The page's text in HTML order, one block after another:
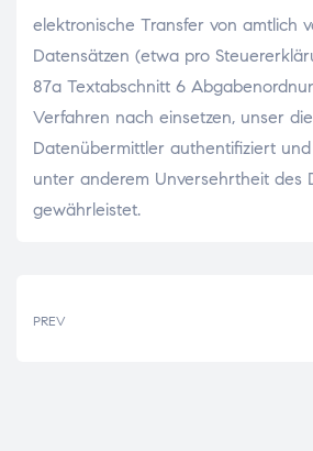
elektronische Transfer von amtlich
Datensätzen (etwa pro
87a Textabschnitt 6
Verfahren nach einsetzen, unser
Datenübermittler authentifiziert
unter anderem Unversehrtheit des
gewährleistet.
PREV